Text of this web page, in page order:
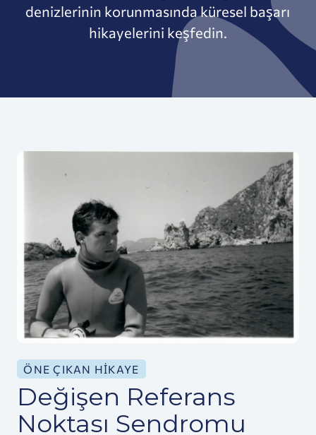
denizlerinin korunmasında küresel başarı
hikayelerini keşfedin.
Değişen Referans Noktası Sendromu Nedir —
ÖNE ÇIKAN HIKAYE
Değişen Referans
Noktası Sendromu